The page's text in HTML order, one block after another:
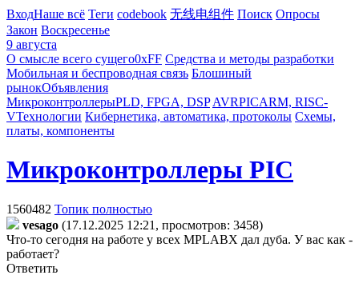
ВходНаше всё Теги codebook 无线电组件 Поиск Опросы
Закон Воскресенье
9 августа
О смысле всего сущего0xFF Средства и методы разработки
Мобильная и беспроводная связь Блошиный
рынокОбъявления
МикроконтроллерыPLD, FPGA, DSP AVRPICARM, RISC-
VТехнологии Кибернетика, автоматика, протоколы Схемы,
платы, компоненты
Микроконтроллеры PIC
1560482 Топик полностью
vesago (17.12.2025 12:21, просмотров: 3458)
Что-то сегодня на работе у всех MPLABX дал дуба. У вас как -
работает?
Ответить